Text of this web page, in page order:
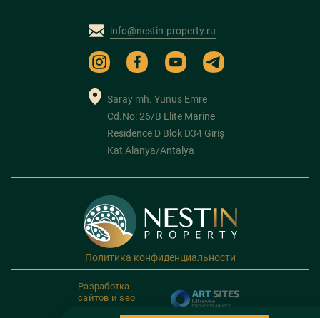
info@nestin-property.ru
Saray mh. Yunus Emre
Cd.No: 26/B Elite Marine
Residence D Blok D34 Giriş
Kat Alanya/Antalya
Политика конфиденциальности
Разработка
сайтов и seo